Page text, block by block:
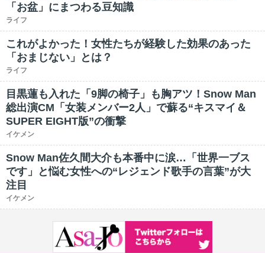
「お盆」にまつわる豆知識
ライフ
これがよかった！女性たちが経験した効果のあった
「おまじない」とは？
ライフ
目黒蓮も入れた「9脚の椅子」も胸アツ！Snow Man
総出演CM「女装メンバー2人」で蘇る“キスマイ＆
SUPER EIGHT版”の衝撃
イケメン
Snow Man佐久間大介も本番中に涙…「世界一ブス
です」と悩む女性への“レジェンド歌手の言葉”が大
注目
イケメン